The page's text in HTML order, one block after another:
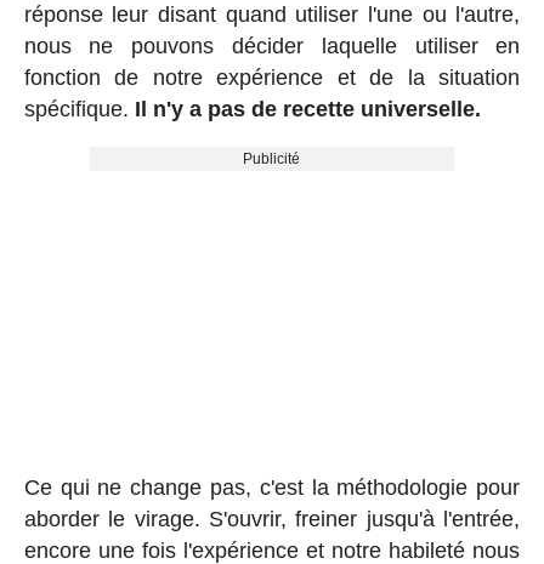
réponse leur disant quand utiliser l'une ou l'autre,
nous ne pouvons décider laquelle utiliser en
fonction de notre expérience et de la situation
spécifique. Il n'y a pas de recette universelle.
Publicité
Ce qui ne change pas, c'est la méthodologie pour
aborder le virage. S'ouvrir, freiner jusqu'à l'entrée,
encore une fois l'expérience et notre habileté nous